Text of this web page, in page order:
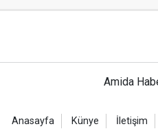
Amida
Anasayfa Künye İletişim